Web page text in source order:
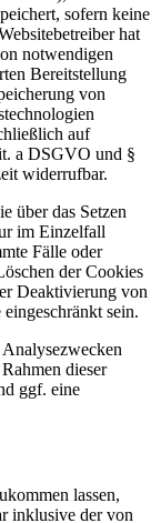
sofern keine
hat
notwendigen
Bereitstellung
von
auf
a DSGVO und §
widerrufbar.
über das Setzen
im Einzelfall
Fälle oder
der Cookies
Deaktivierung von
sein.
dieser
ggf. eine
lassen,
inklusive der von